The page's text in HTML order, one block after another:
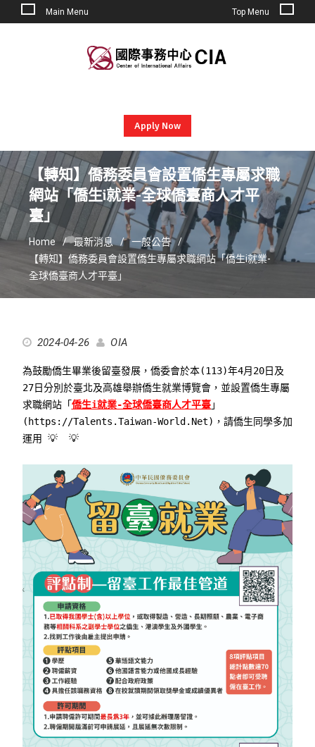
Main Menu Top Menu
Apply Now
【轉知】僑務委員會設置僑生專屬求職
網站「僑生i就業-全球僑臺商人才平
臺」
Home 最新消息
一般公告
【轉知】僑務委員會設置僑生專屬求職網站「僑生i就業-
全球僑臺商人才平臺」
2024-04-26 OIA
為鼓勵僑生畢業後留臺發展，僑委會於本(113)年4月20日及
27日分別於臺北及高雄舉辦僑生就業博覽會，並設置僑生專屬
求職網站「僑生i就業-全球僑臺商人才平臺」
( https://Talents.Taiwan-World.Net)，請僑生同學多加
運用 💡 💡